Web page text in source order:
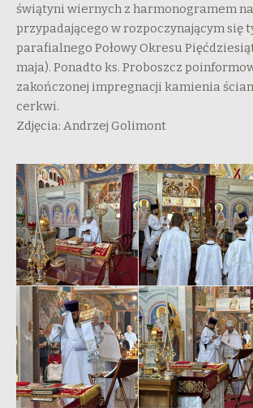
świątyni wiernych z harmonogramem
przypadającego w rozpoczynającym się
parafialnego Połowy Okresu
maja). Ponadto ks. Proboszcz
zakończonej impregnacji kamienia
cerkwi.
Zdjęcia: Andrzej Golimont